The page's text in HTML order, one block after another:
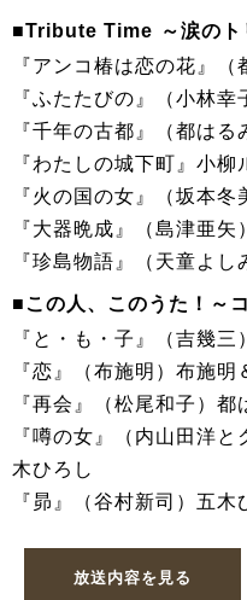
■Tribute Time ～涙のト
『アンコ椿は恋の花』
『ふたたびの』（小林
『千年の古都』（都は
『わたしの城下町』小柳
『火の国の女』（坂本
『大器晩成』（島津亜
『珍島物語』（天童よ
■この人、このうた！～
『と・も・子』（吉幾
『恋』（布施明）布施明
『再会』（松尾和子）都
『噂の女』（内山田洋
木ひろし
『昴』（谷村新司）五
放送内容を見る